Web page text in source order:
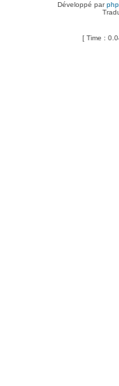
Développé par
[ Time :